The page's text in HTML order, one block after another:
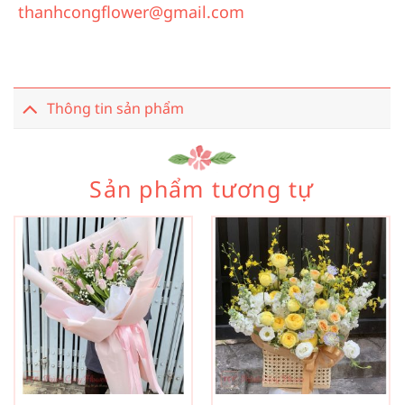
thanhcongflower@gmail.com
Thông tin sản phẩm
Sản phẩm tương tự